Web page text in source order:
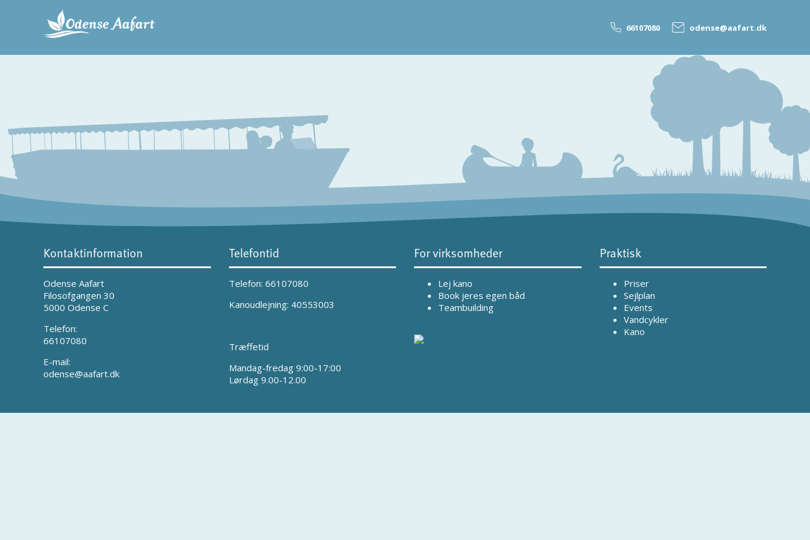
66107080 odense@aafart.dk
Kontaktinformation
Odense Aafart
Filosofgangen 30
5000 Odense C
Telefon:
66107080
E-mail:
odense@aafart.dk
Telefontid
Telefon: 66107080
Kanoudlejning: 40553003
Træffetid
Mandag-fredag 9:00-17:00
Lørdag 9.00-12.00
For virksomheder
Lej kano
Book jeres egen båd
Teambuilding
Praktisk
Priser
Sejlplan
Events
Vandcykler
Kano